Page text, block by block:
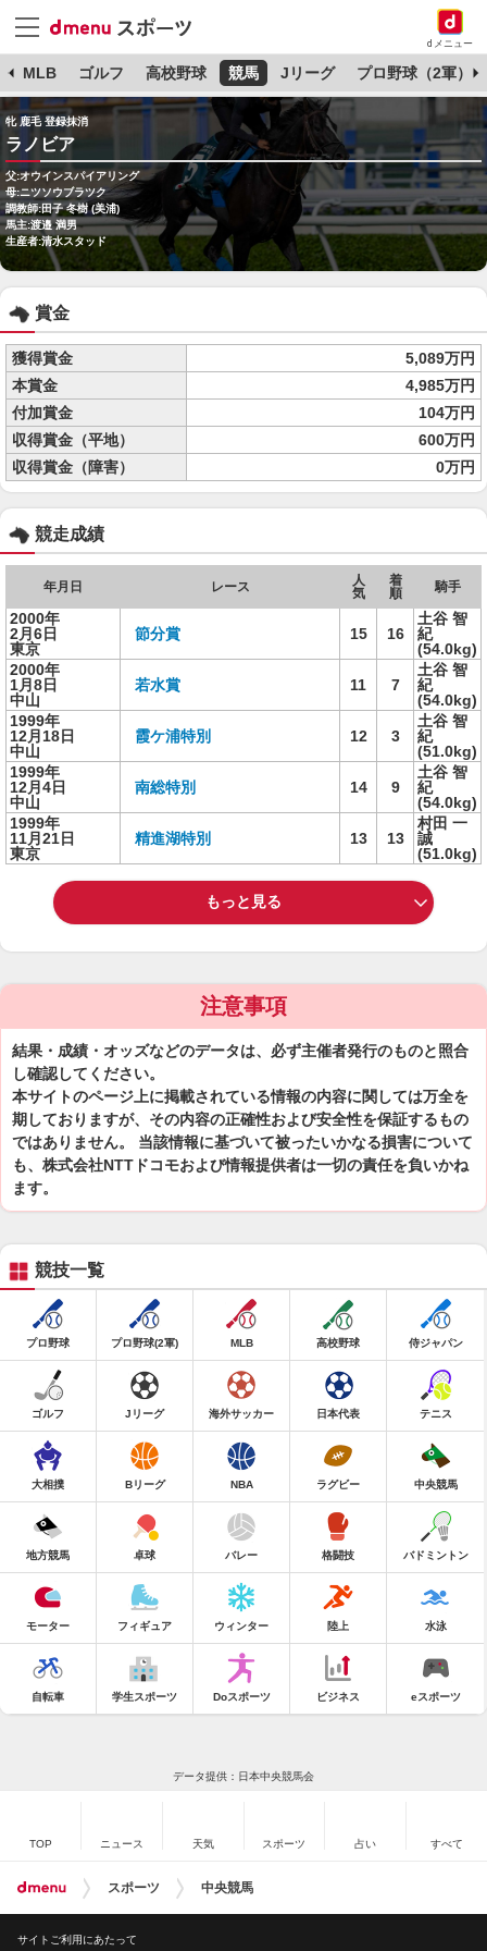
dメニュー
MLB ゴルフ 高校野球 競馬 Jリーグ プロ野球（2軍）
牝 鹿毛 登録抹消
ラノビア
父:オウインスパイアリング
母:ニツソウブラツク
調教師:田子 冬樹 (美浦)
馬主:渡邉 満男
生産者:清水スタッド
賞金
獲得賞金
5,089万円
本賞金
4,985万円
付加賞金
104万円
収得賞金（平地）
600万円
収得賞金（障害）
0万円
競走成績
年月日 レース
人
気
着
順
騎手
2000年
2月6日
東京
節分賞 15 16
土谷 智
紀
(54.0kg)
2000年
1月8日
中山
若水賞 11 7
土谷 智
紀
(54.0kg)
1999年
12月18日
中山
霞ケ浦特別 12 3
土谷 智
紀
(51.0kg)
1999年
12月4日
中山
南総特別 14 9
土谷 智
紀
(54.0kg)
1999年
11月21日
東京
精進湖特別 13 13
村田 一
誠
(51.0kg)
もっと見る
注意事項
結果・成績・オッズなどのデータは、必ず主催者発行のものと照合
し確認してください。
本サイトのページ上に掲載されている情報の内容に関しては万全を
期しておりますが、その内容の正確性および安全性を保証するもの
ではありません。 当該情報に基づいて被ったいかなる損害について
も、株式会社NTTドコモおよび情報提供者は一切の責任を負いかね
ます。
競技一覧
プロ野球 プロ野球(2軍) MLB 高校野球 侍ジャパン
ゴルフ Jリーグ 海外サッカー 日本代表 テニス
大相撲 Bリーグ NBA ラグビー 中央競馬
地方競馬 卓球 バレー 格闘技 バドミントン
モーター フィギュア ウィンター 陸上 水泳
自転車 学生スポーツ Doスポーツ ビジネス eスポーツ
データ提供：日本中央競馬会
TOP ニュース 天気 スポーツ 占い すべて
スポーツ 中央競馬
サイトご利用にあたって